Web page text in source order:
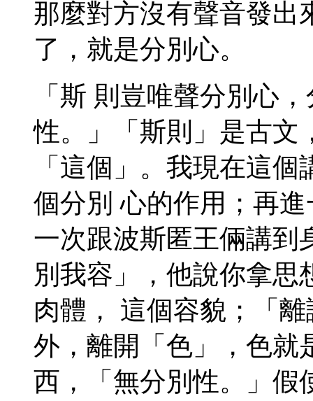
那麼對方沒有聲音發出
了，就是分別心。
「斯 則豈唯聲分別心
性。」「斯則」是古文
「這個」。我現在這
個分別 心的作用；再
一次跟波斯匿王倆講到
別我容」，他說你拿思
肉體， 這個容貌；「
外，離開「色」，色就
西，「無分別性。」假